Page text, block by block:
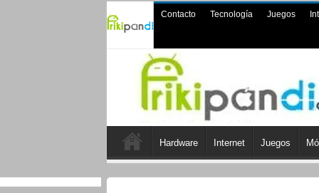
Contacto Tecnología Juegos
Hardware Internet Juegos